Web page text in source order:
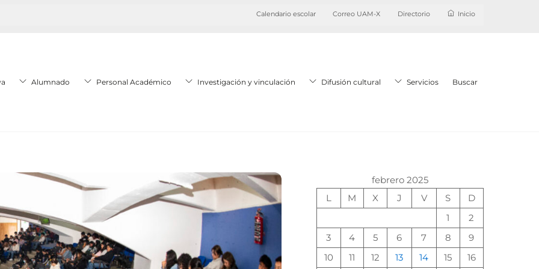
Calendario escolar Correo UAM-X Directorio Inicio
Alumnado Personal Académico Investigación y vinculación Difusión cultural Servicios Buscar
febrero 2025
L
M X J V S
D
1
2
3
4 5 6 7 8
9
10
11 12 13 14 15
16